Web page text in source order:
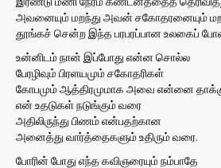
அவனையும் மறந்து அவன் சகோதரனையும்
தூங்கச் சென்ற இந்த பரபரப்பான உலகைப்
உன்னிடம் நான் இப்போது என்ன சொல்ல
பேரழிவும் பிரளயமும் சகோதரிகள்
கோபமும் ஆத்திரமுமாக அவை என்னை
என் உதடுகள் நடுங்கும் வரை
அதிலிருந்து பிணம் என்பதற்கான
அனைத்து வார்த்தைகளும் உதிரும் வரை.
போரின் போது எந்த கவிஞரையும் நம்பாதே